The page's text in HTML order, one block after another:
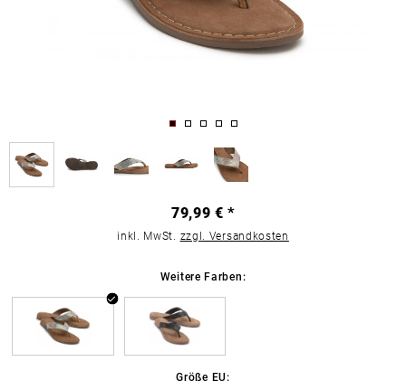
79,99 € *
inkl. MwSt. zzgl. Versandkosten
Weitere Farben:
Größe EU: